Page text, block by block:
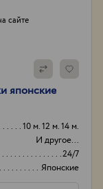
сайте
японские
10 м. 12 м. 14 м.
И другое...
24/7
Японские
Автовышки